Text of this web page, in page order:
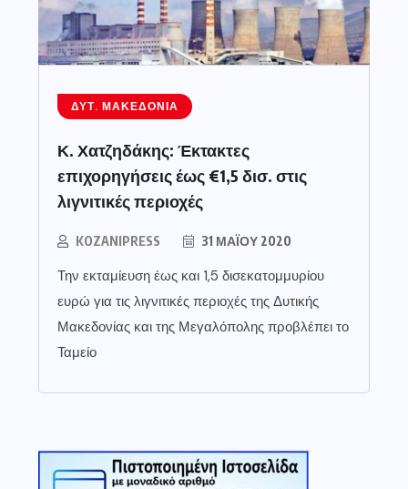
ΔΥΤ. ΜΑΚΕΔΟΝΊΑ
Κ. Χατζηδάκης: Έκτακτες
επιχορηγήσεις έως €1,5 δισ. στις
λιγνιτικές περιοχές
KOZANIPRESS 31 ΜΑΪ́ΟΥ 2020
Την εκταμίευση έως και 1,5 δισεκατομμυρίου
ευρώ για τις λιγνιτικές περιοχές της Δυτικής
Μακεδονίας και της Μεγαλόπολης προβλέπει το
Ταμείο